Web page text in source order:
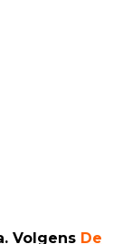
Volgens De